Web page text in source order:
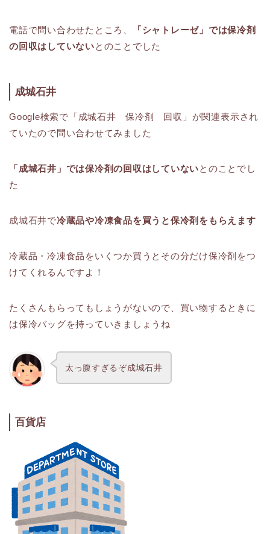
電話で問い合わせたところ、
「シャトレーゼ」では保冷剤
の回収はしていないとのことでした
成城石井
Google検索で「成城石井 保冷剤 回収」が関連表示され
ていたので問い合わせてみました
「成城石井」では保冷剤の回収はしていないとのことでし
た
成城石井で冷蔵品や冷凍食品を買うと保冷剤をもらえます
冷蔵品・冷凍食品をいくつか買うとその分だけ保冷剤をつ
けてくれるんですよ！
たくさんもらってもしょうがないので、買い物するときに
は保冷バッグを持っていきましょうね
太っ腹すぎるぞ成城石井
百貨店